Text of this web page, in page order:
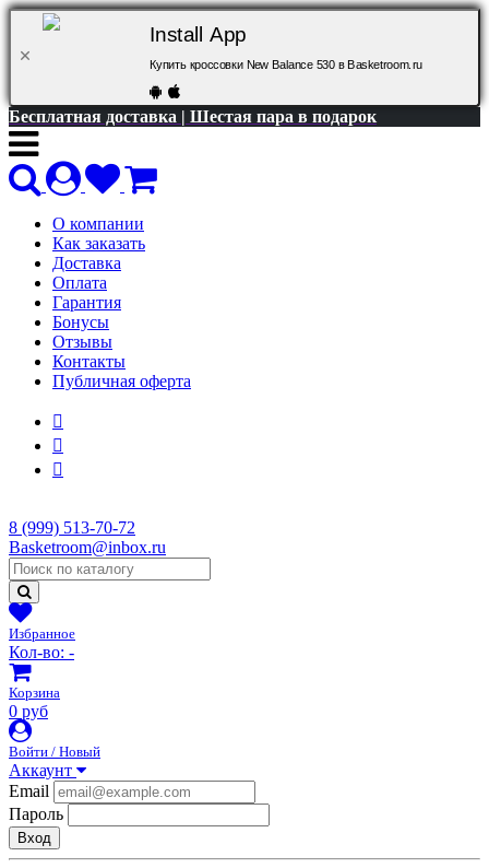
Install App
Купить кроссовки New Balance 530 в Basketroom.ru
Бесплатная доставка | Шестая пара в подарок
О компании
Как заказать
Доставка
Оплата
Гарантия
Бонусы
Отзывы
Контакты
Публичная оферта
8 (999) 513-70-72
Basketroom@inbox.ru
Избранное
Кол-во: -
Корзина
0 руб
Войти / Новый
Аккаунт
Email
Пароль
Вход